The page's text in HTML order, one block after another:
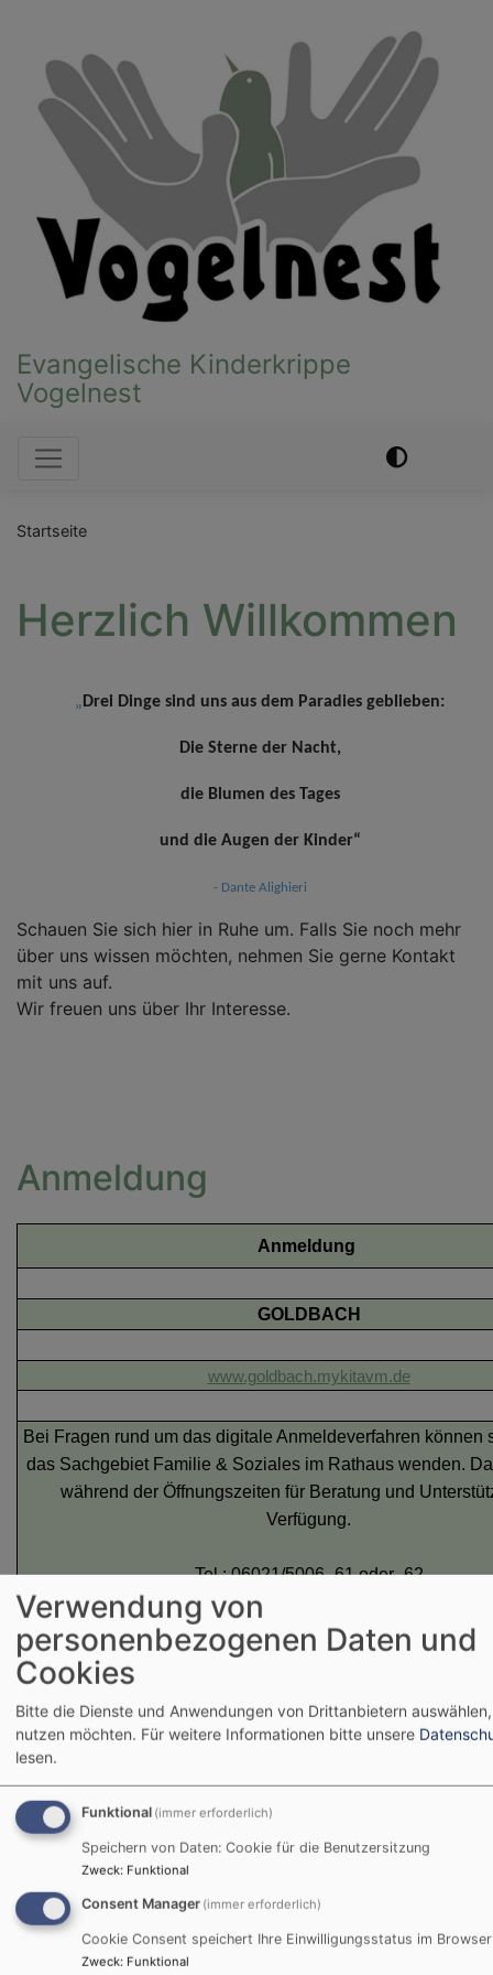
Evangelische Kinderkrippe
Vogelnest
Hauptnavigation
Startseite
Herzlich Willkommen
„ Drei Dinge sind uns aus dem Paradies geblieben:
Die Sterne der Nacht,
die Blumen des Tages
und die Augen der Kinder“
- Dante Alighieri
Schauen Sie sich hier in Ruhe um. Falls Sie noch mehr
über uns wissen möchten, nehmen Sie gerne Kontakt
mit uns auf.
Wir freuen uns über Ihr Interesse.
Anmeldung
Anmeldung
GOLDBACH
www.goldbach.mykitavm.de
Bei Fragen rund um das digitale Anmeldeverfahren können
das Sachgebiet Familie & Soziales im Rathaus wenden.
während der Öffnungszeiten für Beratung und
Verfügung.
Tel.: 06021/5006 -61 oder -62
E-Mail:familie.soziales@markt-goldbach.de
Weitere Informationen erhalten Sie hier:
info_text_online_anmeldetool_goldbach.pdf
Anmeldung
Verwendung von
personenbezogenen Daten und
Cookies
Bitte die Dienste und Anwendungen von Drittanbietern
nutzen möchten. Für weitere Informationen bitte unsere
lesen.
Funktional (immer erforderlich)
Speichern von Daten: Cookie für die Benutzersitzung
Zweck: Funktional
Consent Manager (immer erforderlich)
Cookie Consent speichert Ihre Einwilligungsstatus im Browser
Zweck: Funktional